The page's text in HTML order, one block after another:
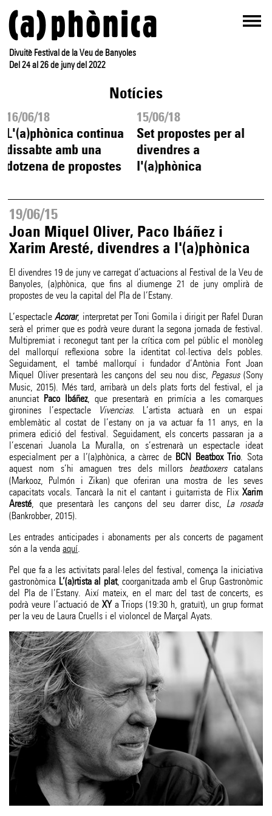
Divuitè Festival de la Veu de Banyoles
Del 24 al 26 de juny del 2022
Notícies
16/06/18
L'(a)phònica continua
dissabte amb una
dotzena de propostes
15/06/18
Set propostes per al
divendres a
l'(a)phònica
19/06/15
Joan Miquel Oliver, Paco Ibáñez i
Xarim Aresté, divendres a l'(a)phònica
El divendres 19 de juny ve carregat d’actuacions al Festival de la Veu de
Banyoles, (a)phònica, que fins al diumenge 21 de juny omplirà de
propostes de veu la capital del Pla de l’Estany.
L’espectacleAcorar, interpretat per Toni Gomila i dirigit per Rafel Duran
serà el primer que es podrà veure durant la segona jornada de festival.
Multipremiat i reconegut tant per la crítica com pel públic el monòleg
del mallorquí reflexiona sobre la identitat col·lectiva dels pobles.
Seguidament, el també mallorquí i fundador d’Antònia Font Joan
Miquel Oliver presentarà les cançons del seu nou disc, Pegasus(Sony
Music, 2015). Més tard, arribarà un dels plats forts del festival, el ja
anunciat Paco Ibáñez, que presentarà en primícia a les comarques
gironines l’espectacle
Vivencias. L’artista actuarà en un espai
emblemàtic al costat de l’estany on ja va actuar fa 11 anys, en la
primera edició del festival. Seguidament, els concerts passaran ja a
l’escenari Juanola La Muralla, on s’estrenarà un espectacle ideat
especialment per a l’(a)phònica, a càrrec de BCN Beatbox Trio. Sota
aquest nom s’hi amaguen tres dels millors beatboxerscatalans
(Markooz, Pulmón i Zikan) que oferiran una mostra de les seves
capacitats vocals. Tancarà la nit el cantant i guitarrista de Flix Xarim
Aresté, que presentarà les cançons del seu darrer disc, La rosada
(Bankrobber, 2015).
Les entrades anticipades i abonaments per als concerts de pagament
són a la vendaaquí.
Pel que fa a les activitats paral·leles del festival, comença la iniciativa
gastronòmica L’(a)rtista al plat, coorganitzada amb el Grup Gastronòmic
del Pla de l’Estany. Així mateix, en el marc del tast de concerts, es
podrà veure l’actuació de XYa Triops (19:30 h, gratuït), un grup format
per la veu de Laura Cruells i el violoncel de Marçal Ayats.